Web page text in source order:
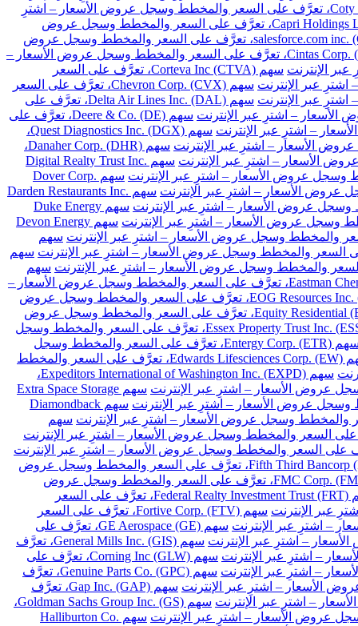
سهم Coty Inc. Class A (COTY)، تعرَّف على السعر والمخطط وسجل عروض الأسعار – اشترِ
سهم Capri Holdings Limited (CPRI)، تعرَّف على السعر والمخطط وسجل عروض
سهم salesforce.com inc. (CRM)، تعرَّف على السعر والمخطط وسجل عروض
سهم Cintas Corp. (CTAS)، تعرَّف على السعر والمخطط وسجل عروض الأسعار –
سهم Corteva Inc (CTVA)، تعرَّف على السعر
سهم Chevron Corp. (CVX)، تعرَّف على السعر
سهم Delta Air Lines Inc. (DAL)، تعرَّف على
سهم Deere & Co. (DE)، تعرَّف على
سهم Quest Diagnostics Inc. (DGX)،
سهم Danaher Corp. (DHR)،
سهم Digital Realty Trust Inc.
سهم Dover Corp.
سهم Darden Restaurants Inc.
سهم Duke Energy
سهم Devon Energy
سهم
سهم
سهم
سهم Eastman Chemical Co. (EMN)، تعرَّف على السعر والمخطط وسجل عروض الأسعار –
سهم EOG Resources Inc. (EOG)، تعرَّف على السعر والمخطط وسجل عروض
سهم Equity Residential (EQR)، تعرَّف على السعر والمخطط وسجل عروض
سهم Essex Property Trust Inc. (ESS)، تعرَّف على السعر والمخطط وسجل
سهم Entergy Corp. (ETR)، تعرَّف على السعر والمخطط وسجل
سهم Edwards Lifesciences Corp. (EW)، تعرَّف على السعر والمخطط
سهم Expeditors International of Washington Inc. (EXPD)،
سهم Extra Space Storage
سهم Diamondback
سهم
سهم Fifth Third Bancorp (FITB)، تعرَّف على السعر والمخطط وسجل عروض
سهم FMC Corp. (FMC)، تعرَّف على السعر والمخطط وسجل عروض
سهم Federal Realty Investment Trust (FRT)، تعرَّف على السعر
سهم Fortive Corp. (FTV)، تعرَّف على السعر
سهم GE Aerospace (GE)، تعرَّف على
سهم General Mills Inc. (GIS)، تعرَّف
سهم Corning Inc (GLW)، تعرَّف على
سهم Genuine Parts Co. (GPC)، تعرَّف
سهم Gap Inc. (GAP)، تعرَّف
سهم Goldman Sachs Group Inc. (GS)،
سهم Halliburton Co.